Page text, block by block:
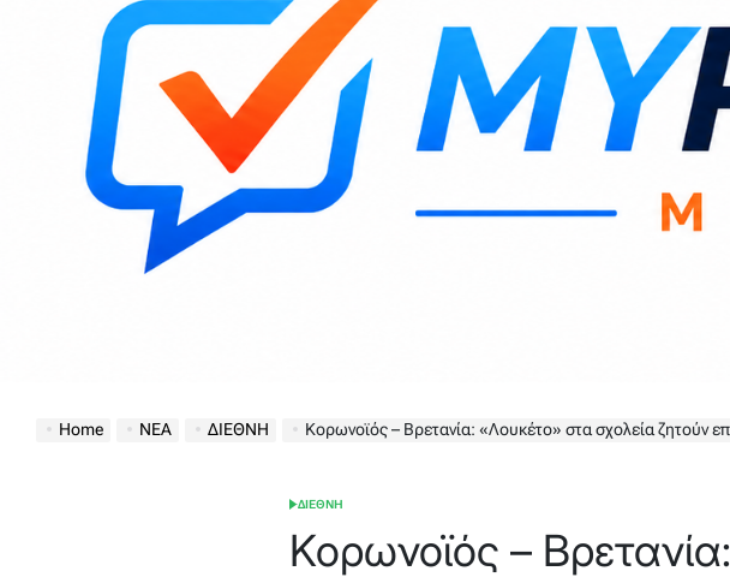
Home ΝΕΑ ΔΙΕΘΝΗ Κορωνοϊός – Βρετανία: «Λουκέτο» στα σχολεία ζητούν επιστημονικοί
POSTED
ΔΙΕΘΝΗ
Κορωνοϊός –